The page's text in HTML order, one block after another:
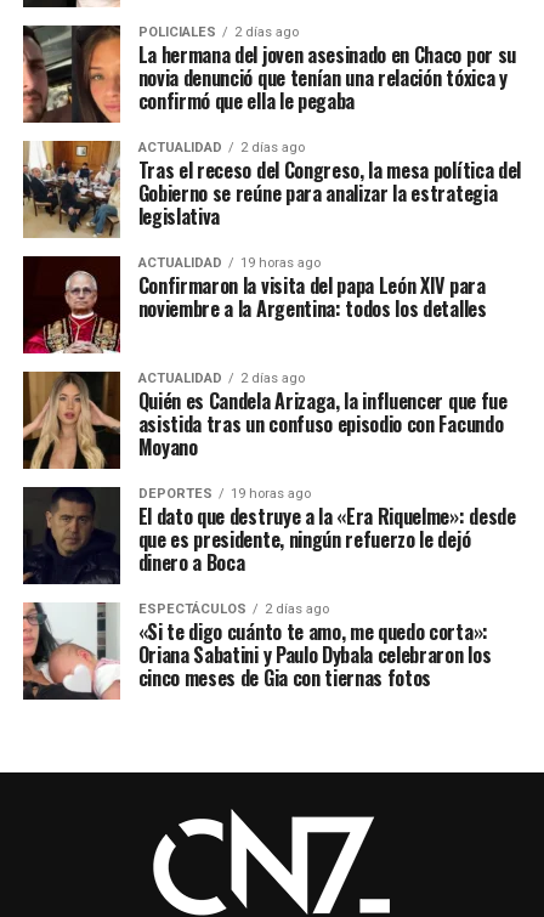
POLICIALES 2 días ago
La hermana del joven asesinado en Chaco por su
novia denunció que tenían una relación tóxica y
confirmó que ella le pegaba
ACTUALIDAD 2 días ago
Tras el receso del Congreso, la mesa política del
Gobierno se reúne para analizar la estrategia
legislativa
ACTUALIDAD 19 horas ago
Confirmaron la visita del papa León XIV para
noviembre a la Argentina: todos los detalles
ACTUALIDAD 2 días ago
Quién es Candela Arizaga, la influencer que fue
asistida tras un confuso episodio con Facundo
Moyano
DEPORTES 19 horas ago
El dato que destruye a la «Era Riquelme»: desde
que es presidente, ningún refuerzo le dejó
dinero a Boca
ESPECTÁCULOS 2 días ago
«Si te digo cuánto te amo, me quedo corta»:
Oriana Sabatini y Paulo Dybala celebraron los
cinco meses de Gia con tiernas fotos